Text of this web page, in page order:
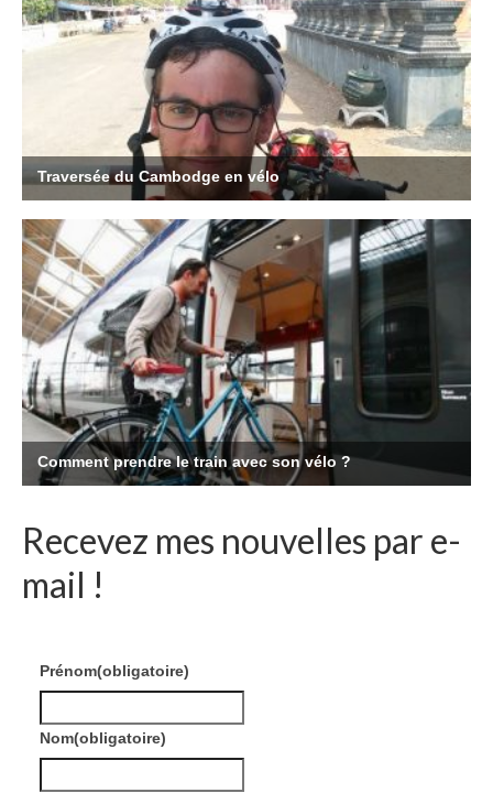
Recevez mes nouvelles par e-
mail !
Prénom(obligatoire)
Nom(obligatoire)